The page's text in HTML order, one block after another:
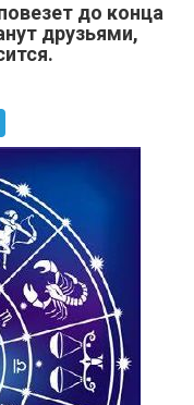
до конца
друзьями,